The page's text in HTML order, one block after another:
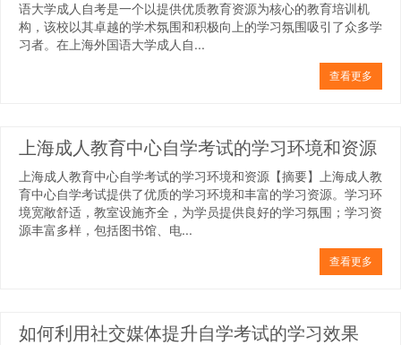
语大学成人自考是一个以提供优质教育资源为核心的教育培训机
构，该校以其卓越的学术氛围和积极向上的学习氛围吸引了众多学
习者。在上海外国语大学成人自...
查看更多
上海成人教育中心自学考试的学习环境和资源
上海成人教育中心自学考试的学习环境和资源【摘要】上海成人教
育中心自学考试提供了优质的学习环境和丰富的学习资源。学习环
境宽敞舒适，教室设施齐全，为学员提供良好的学习氛围；学习资
源丰富多样，包括图书馆、电...
查看更多
如何利用社交媒体提升自学考试的学习效果